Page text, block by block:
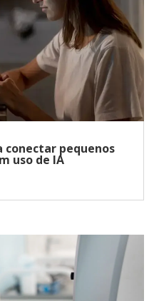
conectar pequenos
uso de IA